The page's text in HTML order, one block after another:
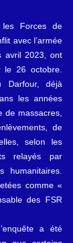
Forces de
avec l’armée
avril 2023, ont
le 26 octobre.
Darfour, déjà
les années
de massacres,
de
selon les
relayés par
humanitaires.
comme «
des FSR
a été